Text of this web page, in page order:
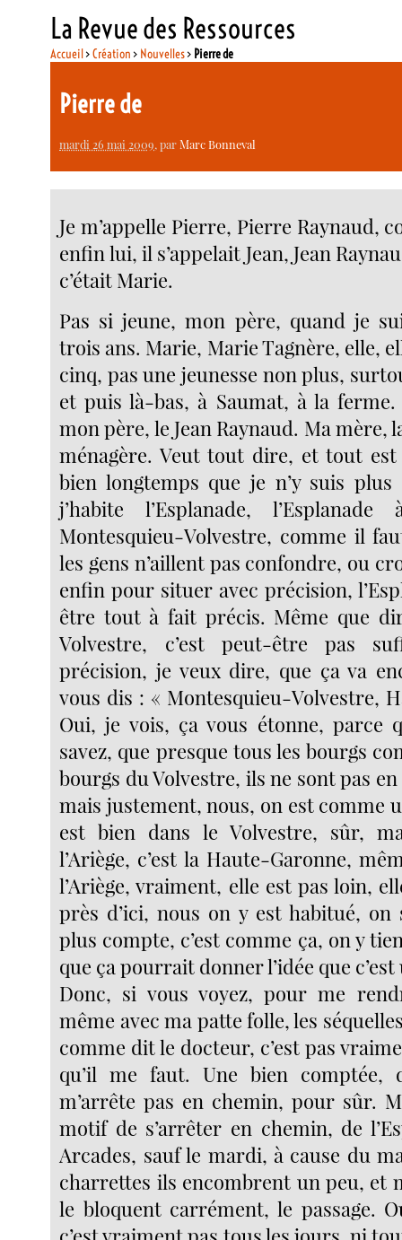
La Revue des Ressources
Accueil>Création > Nouvelles> Pierre de
Pierre de
mardi 26 mai 2009, parMarc Bonneval
Je m’appelle Pierre, Pierre Raynaud,
enfin lui, il s’appelait Jean, Jean
c’était Marie.
Pas si jeune, mon père, quand je
trois ans. Marie, Marie Tagnère, elle,
cinq, pas une jeunesse non plus,
et puis là-bas, à Saumat, à la
mon père, le Jean Raynaud. Ma mère,
ménagère. Veut tout dire, et tout
bien longtemps que je n’y suis plus
j’habite l’Esplanade, l’Esplanade
Montesquieu-Volvestre, comme il
les gens n’aillent pas confondre, ou
enfin pour situer avec précision,
être tout à fait précis. Même que
Volvestre, c’est peut-être pas
précision, je veux dire, que ça va
vous dis : « Montesquieu-Volvestre,
Oui, je vois, ça vous étonne, parce
savez, que presque tous les bourgs
bourgs du Volvestre, ils ne sont pas
mais justement, nous, on est comme
est bien dans le Volvestre, sûr,
l’Ariège, c’est la Haute-Garonne,
l’Ariège, vraiment, elle est pas loin,
près d’ici, nous on y est habitué, on
plus compte, c’est comme ça, on y
que ça pourrait donner l’idée que
Donc, si vous voyez, pour me
même avec ma patte folle, les
comme dit le docteur, c’est pas
qu’il me faut. Une bien comptée,
m’arrête pas en chemin, pour sûr.
motif de s’arrêter en chemin, de
Arcades, sauf le mardi, à cause du
charrettes ils encombrent un peu, et
le bloquent carrément, le passage.